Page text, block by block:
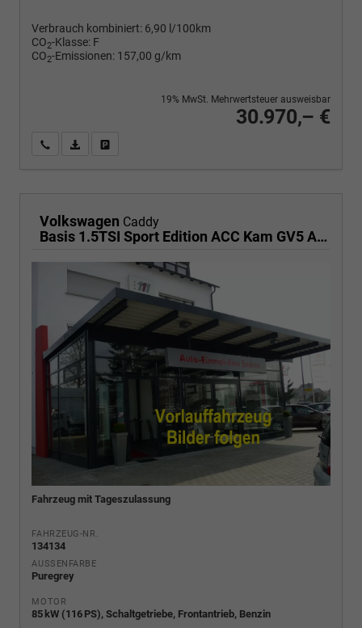
Verbrauch kombiniert: 6,90 l/100km
CO2-Klasse: F
CO2-Emissionen: 157,00 g/km
30.970,– €
19% MwSt. Mehrwertsteuer ausweisbar
Wir rufen Sie anPDF-Fahrzeugexposé drucken
Volkswagen Caddy
Basis 1.5TSI Sport Edition ACC Kam GV5 App
Fahrzeug mit Tageszulassung
FAHRZEUG-NR.
134134
AUSSENFARBE
Puregrey
MOTOR
85 kW (116 PS), Schaltgetriebe, Frontantrieb, Benzin